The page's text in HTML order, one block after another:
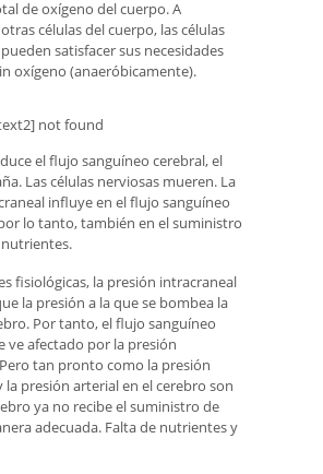
de oxígeno del cuerpo. A
células del cuerpo, las células
satisfacer sus necesidades
oxígeno (anaeróbicamente).
not found
el flujo sanguíneo cerebral, el
Las células nerviosas mueren. La
influye en el flujo sanguíneo
lo tanto, también en el suministro
fisiológicas, la presión intracraneal
la presión a la que se bombea la
Por tanto, el flujo sanguíneo
ve afectado por la presión
tan pronto como la presión
la presión arterial en el cerebro son
ya no recibe el suministro de
adecuada. Falta de nutrientes y